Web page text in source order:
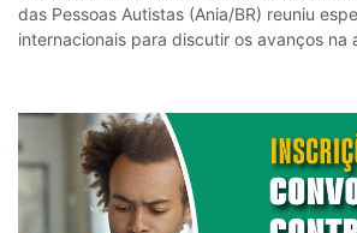
das Pessoas Autistas (Ania/BR) reuniu
internacionais para discutir os avanços na